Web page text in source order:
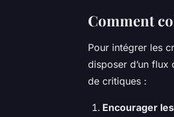
Comment
Pour intégrer les
disposer d’un flux
de critiques :
Encourager